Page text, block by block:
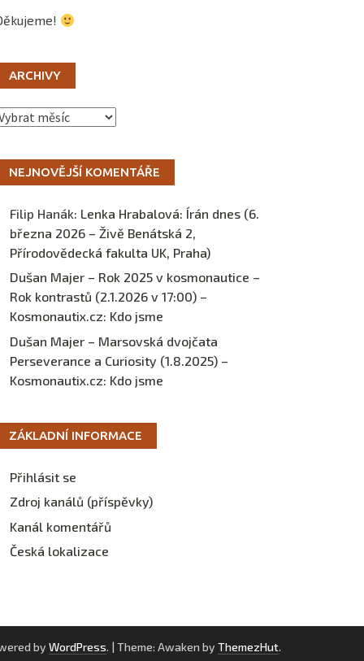
ARCHIVY
NEJNOVĚJŠÍ KOMENTÁŘE
Filip Hanák: Lenka Hrabalová: Írán dnes (6.
března 2026 – Živě Benátská 2,
Přírodovědecká fakulta UK, Praha)
Dušan Majer – Rok 2025 v kosmonautice –
Rok kontrastů (2.1.2026 v 17:00) –
Kosmonautix.cz: Kdo jsme
Dušan Majer – Marsovská dvojčata
Perseverance a Curiosity (1.8.2025) –
Kosmonautix.cz: Kdo jsme
ZÁKLADNÍ INFORMACE
Přihlásit se
Zdroj kanálů (příspěvky)
Kanál komentářů
Česká lokalizace
by WordPress. | Theme: Awaken by ThemezHut.